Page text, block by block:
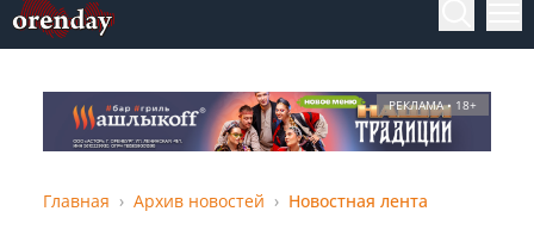
РЕКЛАМА • 18+
Главная Архив новостей Новостная лента